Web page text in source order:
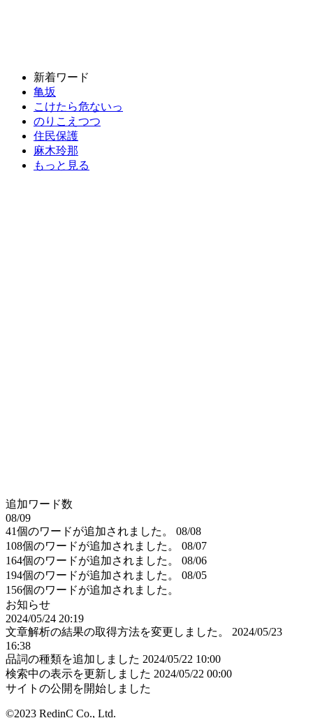
新着ワード
亀坂
こけたら危ないっ
のりこえつつ
住民保護
麻木玲那
もっと見る
追加ワード数
08/09
41個のワードが追加されました。
08/08
108個のワードが追加されました。
08/07
164個のワードが追加されました。
08/06
194個のワードが追加されました。
08/05
156個のワードが追加されました。
お知らせ
2024/05/24 20:19
文章解析の結果の取得方法を変更しました。
2024/05/23
16:38
品詞の種類を追加しました 2024/05/22 10:00
検索中の表示を更新しました 2024/05/22 00:00
サイトの公開を開始しました
©2023 RedinC Co., Ltd.